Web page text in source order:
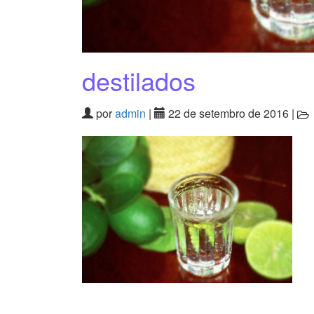
destilados
poradmin | 22 de setembro de 2016 |